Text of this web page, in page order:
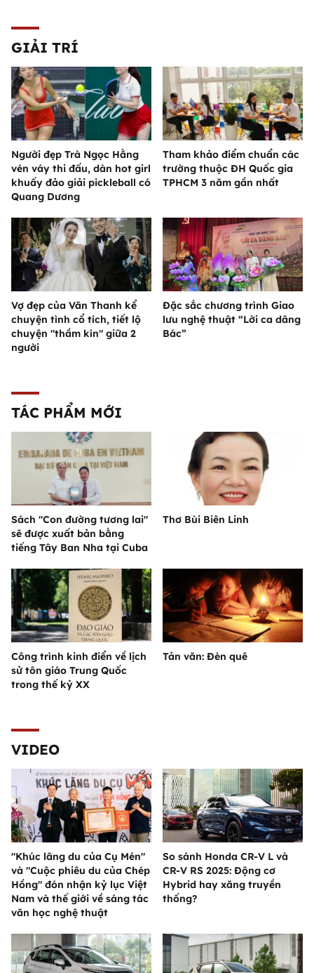
GIẢI TRÍ
Người đẹp Trà Ngọc Hằng
vén váy thi đấu, dàn hot girl
khuấy đảo giải pickleball có
Quang Dương
Tham khảo điểm chuẩn các
trường thuộc ĐH Quốc gia
TPHCM 3 năm gần nhất
Vợ đẹp của Văn Thanh kể
chuyện tình cổ tích, tiết lộ
chuyện "thầm kín" giữa 2
người
Đặc sắc chương trình Giao
lưu nghệ thuật “Lời ca dâng
Bác”
TÁC PHẨM MỚI
Sách "Con đường tương lai"
sẽ được xuất bản bằng
tiếng Tây Ban Nha tại Cuba
Thơ Bùi Biên Linh
Công trình kinh điển về lịch
sử tôn giáo Trung Quốc
trong thế kỷ XX
Tản văn: Đèn quê
VIDEO
"Khúc lãng du của Cụ Mén"
và "Cuộc phiêu du của Chép
Hồng" đón nhận kỷ lục Việt
Nam và thế giới về sáng tác
văn học nghệ thuật
So sánh Honda CR-V L và
CR-V RS 2025: Động cơ
Hybrid hay xăng truyền
thống?